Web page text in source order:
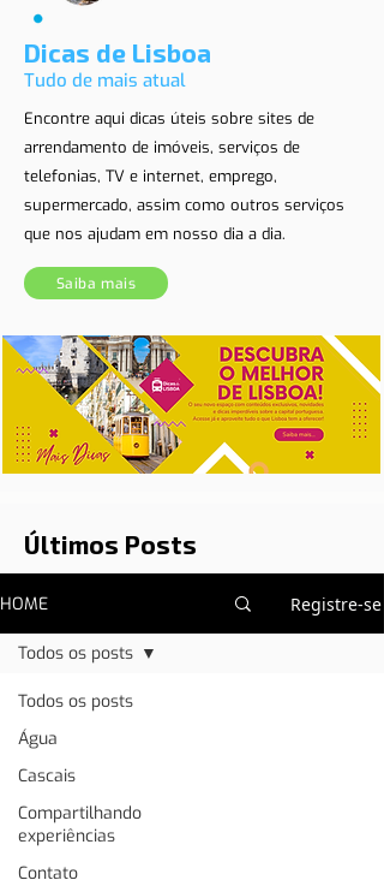
Dicas de Lisboa
Tudo de mais atual
Encontre aqui dicas úteis sobre sites de
arrendamento de imóveis, serviços de
telefonias, TV e internet, emprego,
supermercado, assim como outros serviços
que nos ajudam em nosso dia a dia.
Saiba mais
Últimos Posts
HOME Registre-se
Todos os posts
Água
Cascais
Compartilhando
experiências
Contato
Todos os posts